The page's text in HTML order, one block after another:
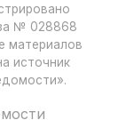
№ 028868
материалов
источник